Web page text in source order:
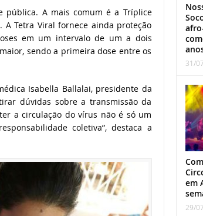
pública. A mais comum é a Tríplice
Tetra Viral fornece ainda proteção
em um intervalo de um a dois
sendo a primeira dose entre os
Isabella Ballalai, presidente da
dúvidas sobre a transmissão da
a circulação do vírus não é só um
coletiva”, destaca a
31/
em
29/